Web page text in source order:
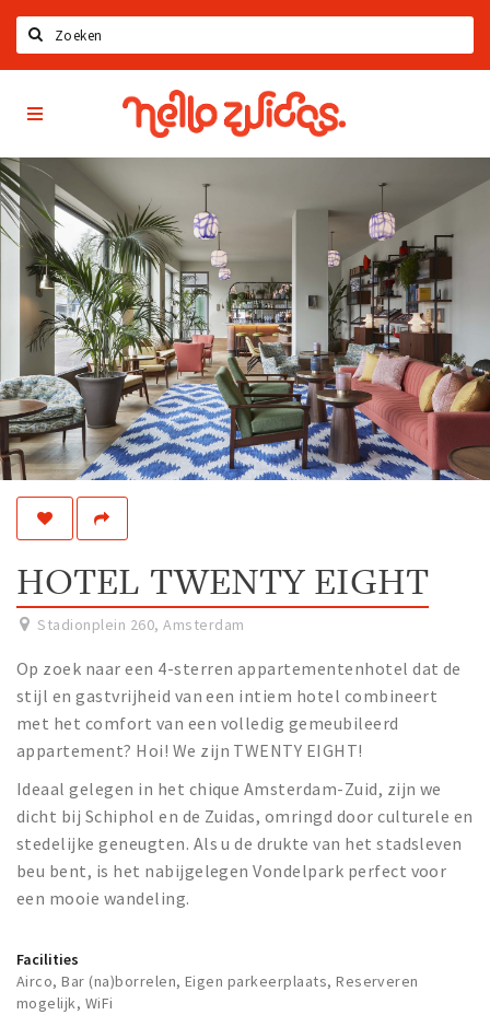
Home
Latest news
Upcoming events
Zuidas Jobs
Offers & Deals
Restaurants
Bars
Hotels
Shops
Live
Work
Travel
Sports & leisure
Magazine
Columns
Interviews
Hello Zuidas Articles
About Hello Zuidas
Programme
Contact
Partner Apps
Hello
Zuidas
App
HOTEL TWENTY EIGHT
Stadionplein 260,Amsterdam
Op zoek naar een 4-sterren appartementenhotel dat de
stijl en gastvrijheid van een intiem hotel combineert
met het comfort van een volledig gemeubileerd
appartement? Hoi! We zijn TWENTY EIGHT!
Ideaal gelegen in het chique Amsterdam-Zuid, zijn we
dicht bij Schiphol en de Zuidas, omringd door culturele en
stedelijke geneugten. Als u de drukte van het stadsleven
beu bent, is het nabijgelegen Vondelpark perfect voor
een mooie wandeling.
Facilities
Airco, Bar (na)borrelen, Eigen parkeerplaats, Reserveren
mogelijk, WiFi